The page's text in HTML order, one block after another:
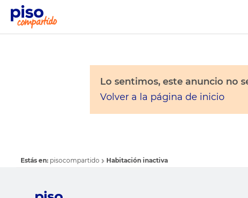
Lo sentimos, este anuncio no
Volver a la página de inicio
Estás en: pisocompartido Habitación inactiva